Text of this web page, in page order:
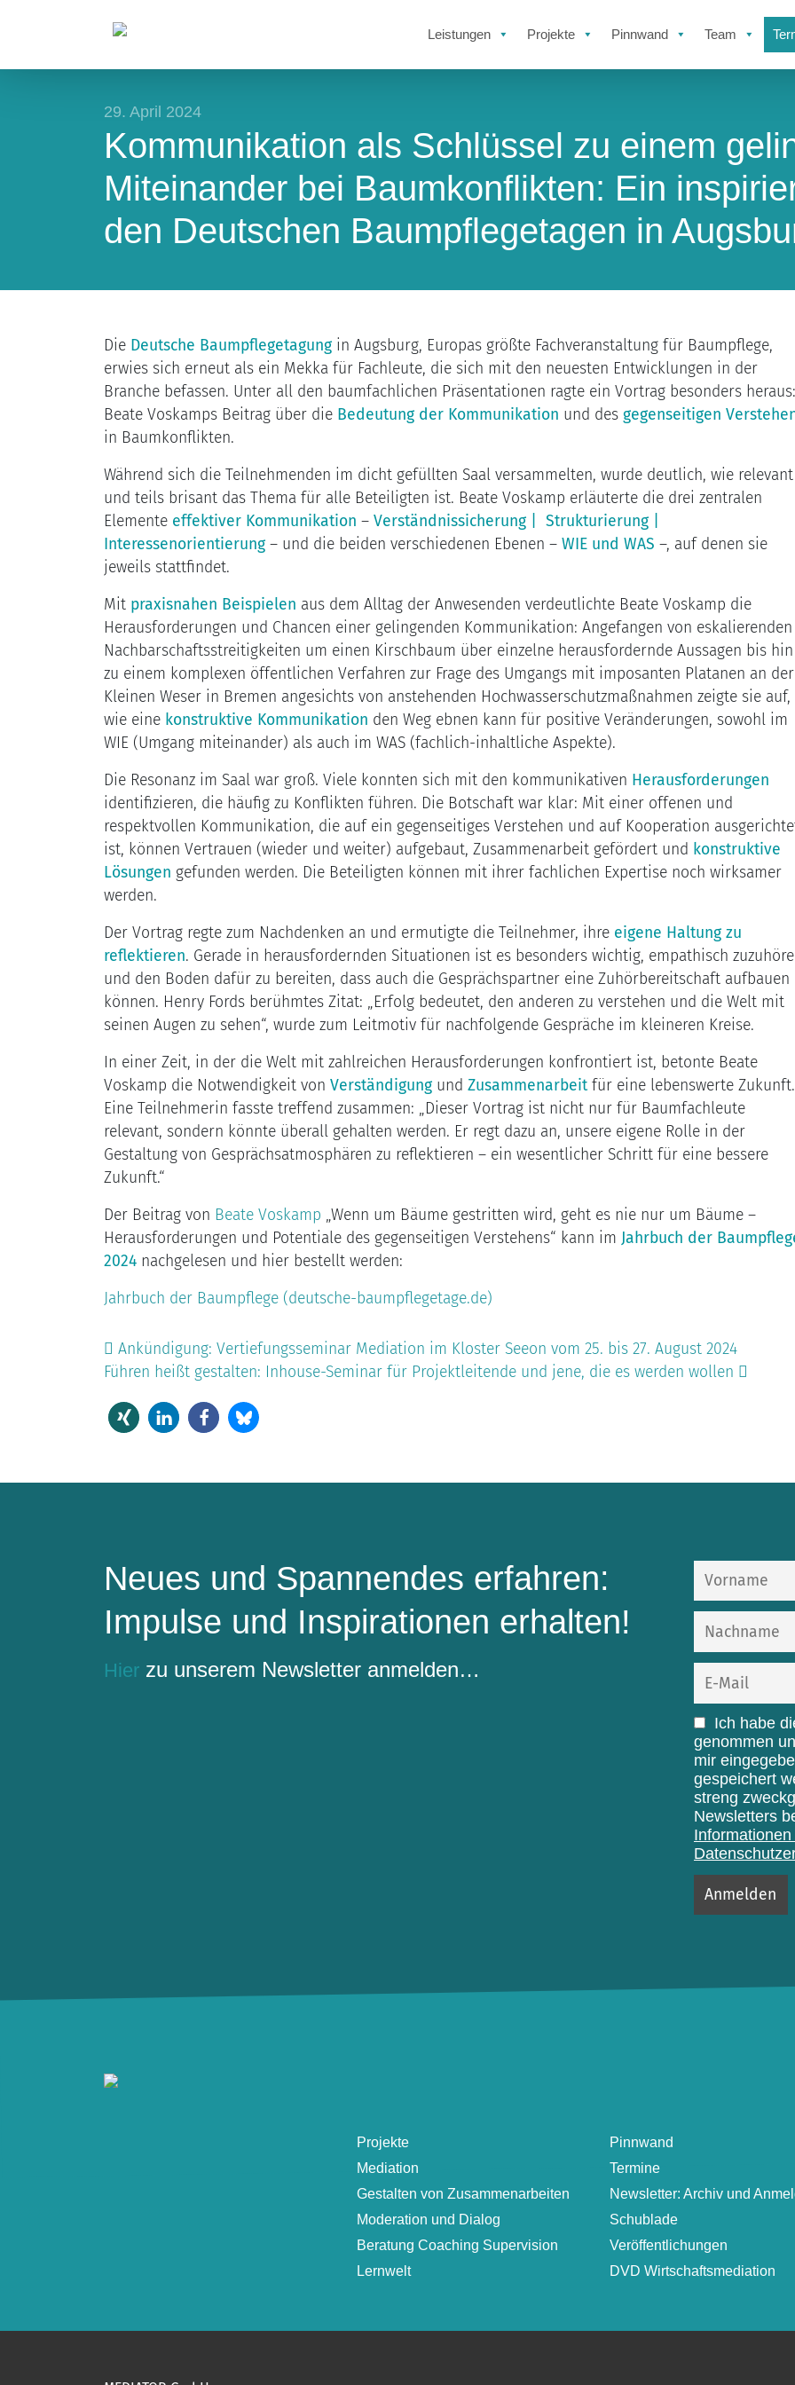
Leistungen Projekte Pinnwand Team
29. April 2024
Kommunikation als Schlüssel zu einem
Miteinander bei Baumkonflikten: Ein
den Deutschen Baumpflegetagen in
Die Deutsche Baumpflegetagung in Augsburg, Europas größte Fachveranstaltung für Baumpflege,
erwies sich erneut als ein Mekka für Fachleute, die sich mit den neuesten Entwicklungen in der
Branche befassen. Unter all den baumfachlichen Präsentationen ragte ein Vortrag besonders heraus:
Beate Voskamps Beitrag über die Bedeutung der Kommunikation und des gegenseitigen
in Baumkonflikten.
Während sich die Teilnehmenden im dicht gefüllten Saal versammelten, wurde deutlich, wie relevant
und teils brisant das Thema für alle Beteiligten ist. Beate Voskamp erläuterte die drei zentralen
Elemente effektiver Kommunikation – Verständnissicherung | Strukturierung |
Interessenorientierung – und die beiden verschiedenen Ebenen – WIE und WAS –, auf denen sie
jeweils stattfindet.
Mit praxisnahen Beispielen aus dem Alltag der Anwesenden verdeutlichte Beate Voskamp die
Herausforderungen und Chancen einer gelingenden Kommunikation: Angefangen von eskalierenden
Nachbarschaftsstreitigkeiten um einen Kirschbaum über einzelne herausfordernde Aussagen bis hin
zu einem komplexen öffentlichen Verfahren zur Frage des Umgangs mit imposanten Platanen an der
Kleinen Weser in Bremen angesichts von anstehenden Hochwasserschutzmaßnahmen zeigte sie auf,
wie eine konstruktive Kommunikation den Weg ebnen kann für positive Veränderungen, sowohl im
WIE (Umgang miteinander) als auch im WAS (fachlich-inhaltliche Aspekte).
Die Resonanz im Saal war groß. Viele konnten sich mit den kommunikativen Herausforderungen
identifizieren, die häufig zu Konflikten führen. Die Botschaft war klar: Mit einer offenen und
respektvollen Kommunikation, die auf ein gegenseitiges Verstehen und auf Kooperation
ist, können Vertrauen (wieder und weiter) aufgebaut, Zusammenarbeit gefördert und konstruktive
Lösungen gefunden werden. Die Beteiligten können mit ihrer fachlichen Expertise noch wirksamer
werden.
Der Vortrag regte zum Nachdenken an und ermutigte die Teilnehmer, ihre eigene Haltung zu
reflektieren. Gerade in herausfordernden Situationen ist es besonders wichtig, empathisch
und den Boden dafür zu bereiten, dass auch die Gesprächspartner eine Zuhörbereitschaft aufbauen
können. Henry Fords berühmtes Zitat: „Erfolg bedeutet, den anderen zu verstehen und die Welt mit
seinen Augen zu sehen“, wurde zum Leitmotiv für nachfolgende Gespräche im kleineren Kreise.
In einer Zeit, in der die Welt mit zahlreichen Herausforderungen konfrontiert ist, betonte Beate
Voskamp die Notwendigkeit von Verständigung und Zusammenarbeit für eine lebenswerte Zukunft.
Eine Teilnehmerin fasste treffend zusammen: „Dieser Vortrag ist nicht nur für Baumfachleute
relevant, sondern könnte überall gehalten werden. Er regt dazu an, unsere eigene Rolle in der
Gestaltung von Gesprächsatmosphären zu reflektieren – ein wesentlicher Schritt für eine bessere
Zukunft.“
Der Beitrag von Beate Voskamp „Wenn um Bäume gestritten wird, geht es nie nur um Bäume –
Herausforderungen und Potentiale des gegenseitigen Verstehens“ kann im Jahrbuch der
2024 nachgelesen und hier bestellt werden:
Jahrbuch der Baumpflege (deutsche-baumpflegetage.de)
Beitrags-Navigation
Ankündigung: Vertiefungsseminar Mediation im Kloster Seeon vom 25. bis 27. August 2024
Führen heißt gestalten: Inhouse-Seminar für Projektleitende und jene, die es werden wollen
Neues und Spannendes erfahren:
Impulse und Inspirationen erhalten!
Hier zu unserem Newsletter anmelden…
Ich habe
genommen
mir
gespeichert
streng
Newsletters
Projekte
Mediation
Gestalten von Zusammenarbeiten
Moderation und Dialog
Beratung Coaching Supervision
Lernwelt
Pinnwand
Termine
Newsletter: Archiv und
Schublade
Veröffentlichungen
DVD Wirtschaftsmediation